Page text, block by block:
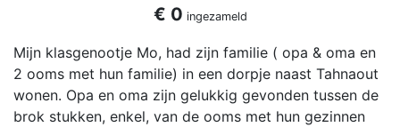
€ 0 ingezameld
Mijn klasgenootje Mo, had zijn familie ( opa & oma en
2 ooms met hun familie) in een dorpje naast Tahnaout
wonen. Opa en oma zijn gelukkig gevonden tussen de
brok stukken, enkel, van de ooms met hun gezinnen